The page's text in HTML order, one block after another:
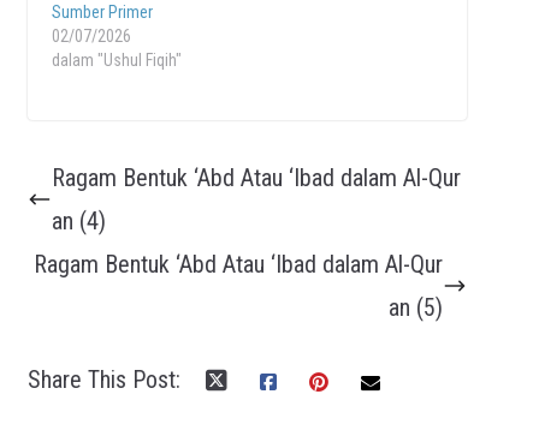
Sumber Primer
02/07/2026
dalam "Ushul Fiqih"
Ragam Bentuk ‘Abd Atau ‘Ibad dalam Al-Qur
an (4)
Ragam Bentuk ‘Abd Atau ‘Ibad dalam Al-Qur
an (5)
Share This Post: